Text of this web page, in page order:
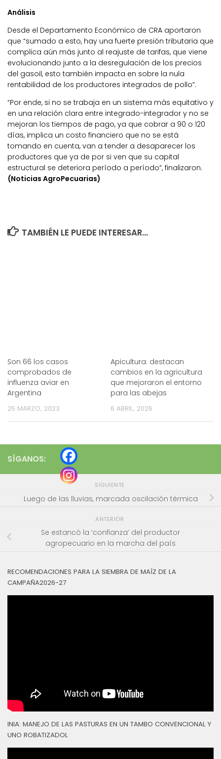
Análisis
Desde el Departamento Económico de CRA aportaron
que “sumado a esto, hay una fuerte presión tributaria que
complica aún más junto al reajuste de tarifas, que viene
evolucionando junto a la desregulación de los precios
del gasoil, esto también impacta en sobre la nula
rentabilidad de los productores integrados de pollo”.
“Por ende, si no se trabaja en un sistema más equitativo y
en una relación clara entre integrado-integrador y no se
mejoran los tiempos de pago, ya que cobrar a 90 o 120
días, implica un costo financiero que no se está
tomando en cuenta, van a tender a desaparecer los
productores que ya de por si ven que su capital
estructural se deteriora período a período”, finalizaron.
(Noticias AgroPecuarias)
TAMBIÉN LE PUEDE INTERESAR...
Son 66 los casos
comprobados de
influenza aviar en
Argentina
25 MARZO, 2023
Apicultura: destacan
cambios en la agricultura
que mejoraron el entorno
para las abejas
6 ABRIL, 2026
SÍGANOS:
SIGUIENTE
Luego de las lluvias, marcada oscilación térmica
ANTERIOR
Se estancó la ‘confianza’ del productor
agropecuario en la marcha del país
RECOMENDACIONES PARA LA SIEMBRA DE MAÍZ DE LA
CAMPAÑA2026-27
INIA: MANEJO DE LAS PASTURAS EN UN TAMBO CONVENCIONAL Y
UNO ROBATIZADOL